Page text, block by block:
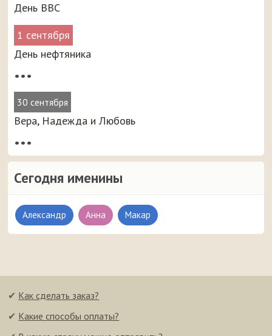
День ВВС
1 сентября
День нефтяника
•••
30 сентября
Вера, Надежда и Любовь
•••
Сегодня именины
Александр Анна Макар
✔ Как сделать заказ?
✔ Какие способы оплаты?